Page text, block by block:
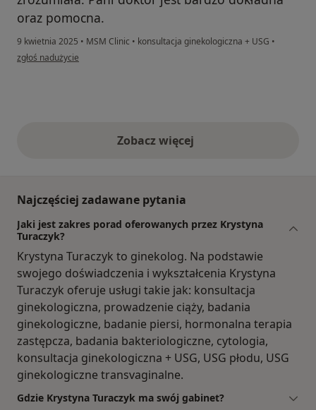
oraz pomocna.
9 kwietnia 2025 • MSM Clinic • konsultacja ginekologiczna + USG •
w opinii użytkownika B.B
zgłoś nadużycie
Zobacz więcejopinie powyżej
Najczęściej zadawane pytania
Jaki jest zakres porad oferowanych przez Krystyna
Turaczyk?
Krystyna Turaczyk to ginekolog. Na podstawie
swojego doświadczenia i wykształcenia Krystyna
Turaczyk oferuje usługi takie jak: konsultacja
ginekologiczna, prowadzenie ciąży, badania
ginekologiczne, badanie piersi, hormonalna terapia
zastępcza, badania bakteriologiczne, cytologia,
konsultacja ginekologiczna + USG, USG płodu, USG
ginekologiczne transvaginalne.
Gdzie Krystyna Turaczyk ma swój gabinet?